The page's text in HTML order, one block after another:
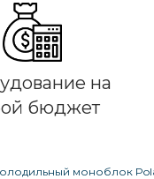
на
бюджет
моноблок